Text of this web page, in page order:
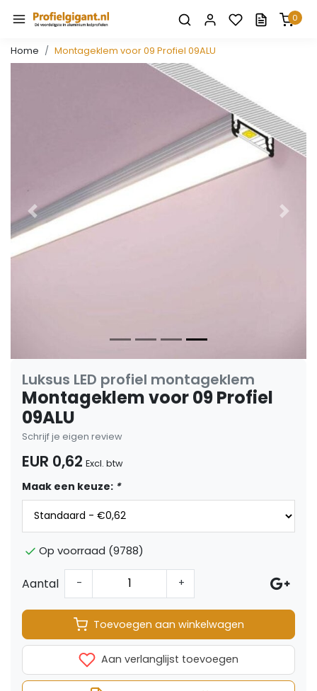
0
Home Montageklem voor 09 Profiel 09ALU
Vorige
Luksus LED profiel montageklem
Montageklem voor 09 Profiel
09ALU
Schrijf je eigen review
EUR 0,62 Excl. btw
Maak een keuze: *
Op voorraad (9788)
Aantal - +
Toevoegen aan winkelwagen
Aan verlanglijst toevoegen